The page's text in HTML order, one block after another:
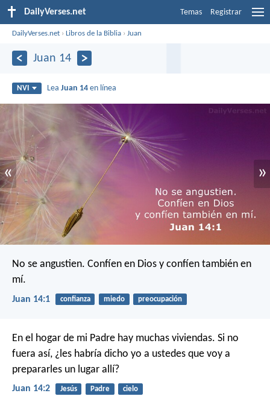
DailyVerses.net Temas Registrar
DailyVerses.net ›Libros de la Biblia ›Juan
Juan 14
NVI LeaJuan 14 en línea
« »
No se angustien. Confíen en Dios y confíen también en
mí.
Juan 14:1 confianza miedo preocupación
En el hogar de mi Padre hay muchas viviendas. Si no
fuera así, ¿les habría dicho yo a ustedes que voy a
prepararles un lugar allí?
Juan 14:2 Jesús Padre cielo